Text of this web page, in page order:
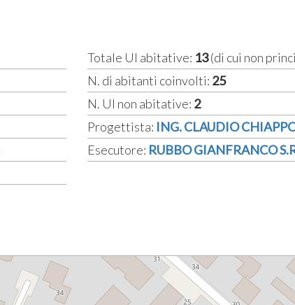
Totale UI abitative: 13(di cui non
N. di abitanti coinvolti: 25
N. UI non abitative: 2
Progettista: ING. CLAUDIO
Esecutore: RUBBO GIANFRANCO